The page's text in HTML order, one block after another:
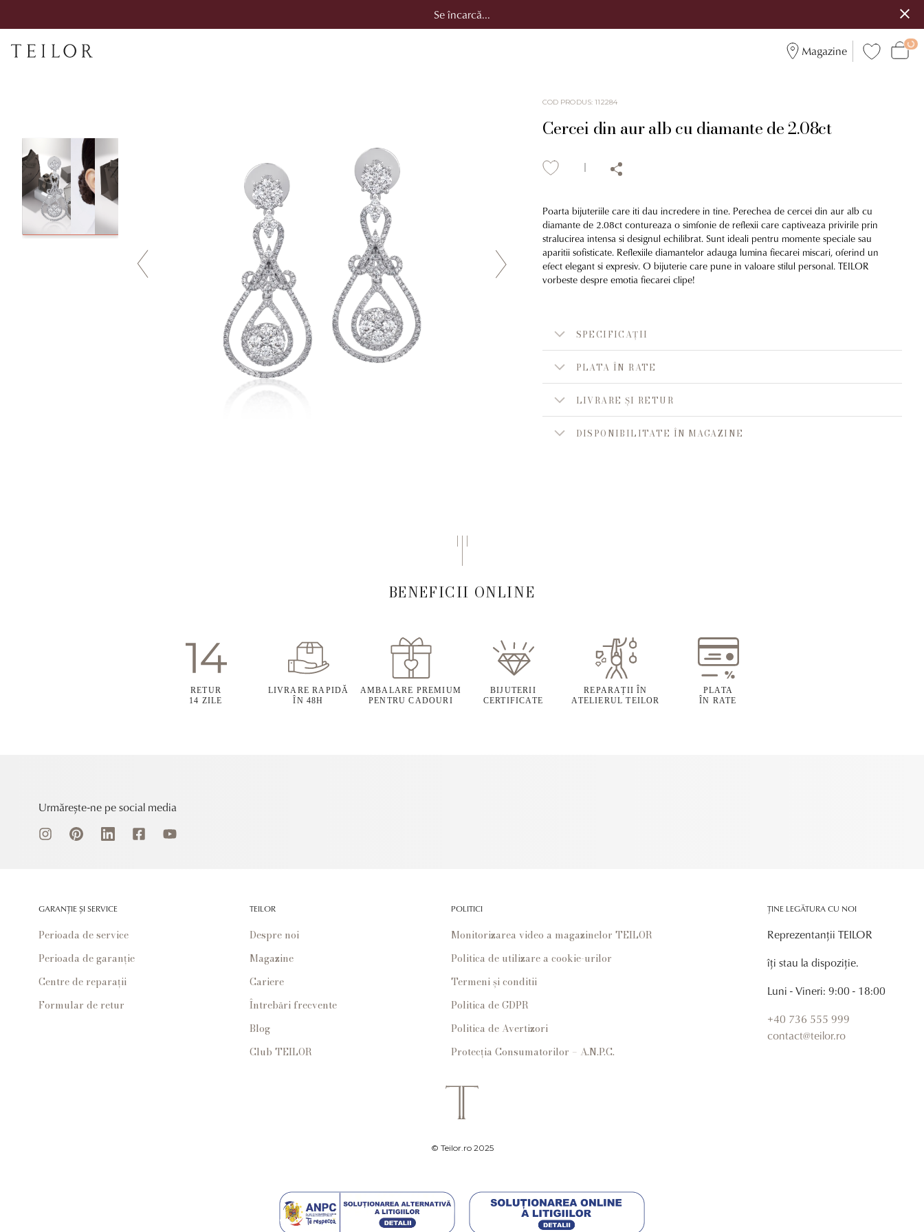
Se încarcă...
Magazine
COD PRODUS:112284
Cercei din aur alb cu diamante de 2.08ct
Poarta bijuteriile care iti dau incredere in tine. Perechea de cercei din aur alb cu
diamante de 2.08ct contureaza o simfonie de reflexii care captiveaza privirile prin
stralucirea intensa si designul echilibrat. Sunt ideali pentru momente speciale sau
aparitii sofisticate. Reflexiile diamantelor adauga lumina fiecarei miscari, oferind un
efect elegant si expresiv. O bijuterie care pune in valoare stilul personal. TEILOR
vorbeste despre emotia fiecarei clipe!
SPECIFICAȚII
PLATA ÎN RATE
LIVRARE ȘI RETUR
DISPONIBILITATE ÎN MAGAZINE
BENEFICII ONLINE
RETUR
14 ZILE
LIVRARE RAPIDĂ
ÎN 48H
AMBALARE PREMIUM
PENTRU CADOURI
BIJUTERII
CERTIFICATE
REPARAȚII ÎN
ATELIERUL TEILOR
PLATA
ÎN RATE
Urmărește-ne pe social media
GARANȚIE ȘI SERVICE
Perioada de service
Perioada de garanție
Centre de reparații
Formular de retur
TEILOR
Despre noi
Magazine
Cariere
Întrebări frecvente
Blog
Club TEILOR
POLITICI
Monitorizarea video a magazinelor TEILOR
Politica de utilizare a cookie-urilor
Termeni și conditii
Politica de GDPR
Politica de Avertizori
Protecția Consumatorilor – A.N.P.C.
ȚINE LEGĂTURA CU NOI
Reprezentanții TEILOR
îți stau la dispoziție.
Luni - Vineri: 9:00 - 18:00
+40 736 555 999
contact@teilor.ro
© Teilor.ro 2025